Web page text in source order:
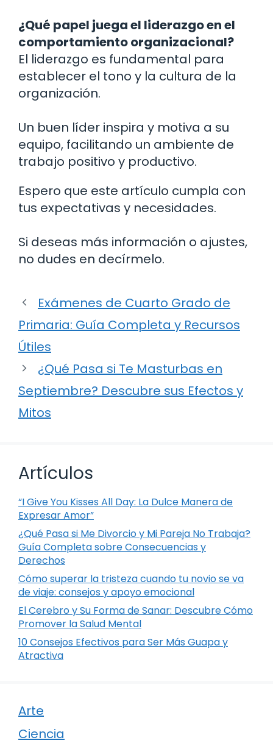
¿Qué papel juega el liderazgo en el
comportamiento organizacional?
El liderazgo es fundamental para
establecer el tono y la cultura de la
organización.
Un buen líder inspira y motiva a su
equipo, facilitando un ambiente de
trabajo positivo y productivo.
Espero que este artículo cumpla con
tus expectativas y necesidades.
Si deseas más información o ajustes,
no dudes en decírmelo.
Exámenes de Cuarto Grado de
Primaria: Guía Completa y Recursos
Útiles
¿Qué Pasa si Te Masturbas en
Septiembre? Descubre sus Efectos y
Mitos
Artículos
“I Give You Kisses All Day: La Dulce Manera de
Expresar Amor”
¿Qué Pasa si Me Divorcio y Mi Pareja No Trabaja?
Guía Completa sobre Consecuencias y
Derechos
Cómo superar la tristeza cuando tu novio se va
de viaje: consejos y apoyo emocional
El Cerebro y Su Forma de Sanar: Descubre Cómo
Promover la Salud Mental
10 Consejos Efectivos para Ser Más Guapa y
Atractiva
Arte
Ciencia